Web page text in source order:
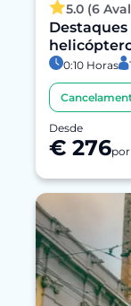
5.0 (6
Destaques
0:10 Horas
Desde
€ 276